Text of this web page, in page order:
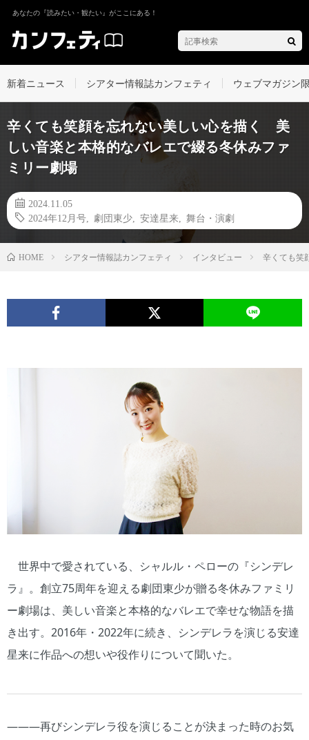
あなたの『読みたい・観たい』がここにある！
新着ニュース シアター情報誌カンフェティ ウェブマガジン
辛くても笑顔を忘れない美しい心を描く 美
しい音楽と本格的なバレエで綴る冬休みファ
ミリー劇場
2024.11.05
2024年12月号
劇団東少 安達星来 舞台・演劇
HOME シアター情報誌カンフェティ インタビュー 辛くても笑
世界中で愛されている、シャルル・ペローの『シンデレ
ラ』。創立75周年を迎える劇団東少が贈る冬休みファミリ
ー劇場は、美しい音楽と本格的なバレエで幸せな物語を描
き出す。2016年・2022年に続き、シンデレラを演じる安達
星来に作品への想いや役作りについて聞いた。
―――再びシンデレラ役を演じることが決まった時のお気